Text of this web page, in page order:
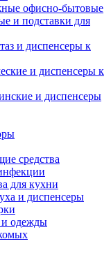
офисно-бытовые
и подставки для
и диспенсеры к
и диспенсеры к
и диспенсеры
средства
для кухни
и диспенсеры
одежды